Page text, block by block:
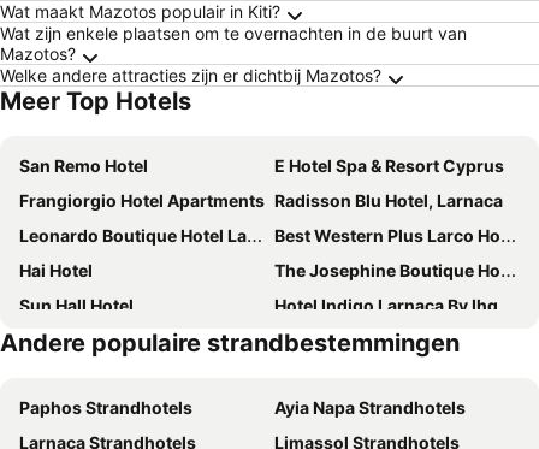
Wat maakt Mazotos populair in Kiti?
Wat zijn enkele plaatsen om te overnachten in de buurt van
Mazotos?
Welke andere attracties zijn er dichtbij Mazotos?
Meer Top Hotels
San Remo Hotel
E Hotel Spa & Resort Cyprus
Frangiorgio Hotel Apartments Radisson Blu Hotel, Larnaca
Leonardo Boutique Hotel Larnaca
Best Western Plus Larco Hotel
Hai Hotel
The Josephine Boutique Hotel
Sun Hall Hotel
Hotel Indigo Larnaca By Ihg
Cyprus Villages - Bed & Breakfast - With Access To Pool And Stunning View
Livadhiotis City Hotel
Cactus Hotel
Princess Beach Hotel
Rise Urban Art Hotel
The Ciao Stelio Deluxe Boutique Hotel - Adults Only
Andere populaire strandbestemmingen
Paphos Strandhotels
Ayia Napa Strandhotels
Larnaca Strandhotels
Limassol Strandhotels